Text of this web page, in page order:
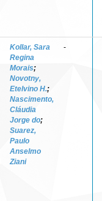
Kollar, Sara
Regina
Morais;
Novotny,
Etelvino H.;
Nascimento,
Cláudia
Jorge do;
Suarez,
Paulo
Anselmo
Ziani
-